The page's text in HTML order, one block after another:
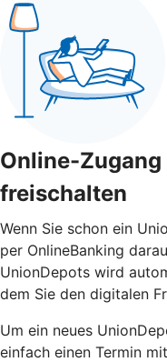
Online-
freischalten
Wenn Sie schon ein
per OnlineBanking
UnionDepots wird
dem Sie den digitalen
Um ein neues
einfach einen Termin